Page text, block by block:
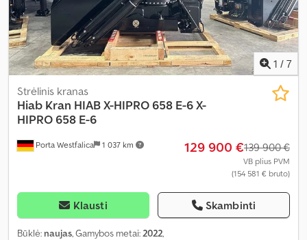
1 / 7
Porta Westfalica 1 037 km
Strėlinis kranas
Hiab Kran HIAB X-HIPRO 658 E-6 X-
HIPRO 658 E-6
129 900 €139 900 €
VB plius PVM
(154 581 € bruto)
Klausti Skambinti
Būklė: naujas, Gamybos metai:2022,